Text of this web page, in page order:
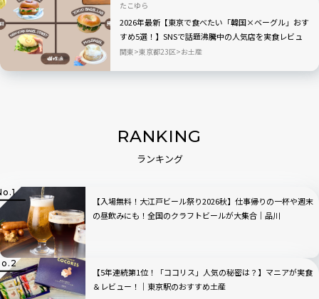
たこゆら
2026年最新【東京で食べたい「韓国×ベーグル」おす
すめ5選！】SNSで話題沸騰中の人気店を実食レビュ
ー
関東 東京都23区 お土産
RANKING
ランキング
【入場無料！大江戸ビール祭り2026秋】仕事帰りの一杯や週末
の昼飲みにも！全国のクラフトビールが大集合｜品川
【5年連続第1位！「ココリス」人気の秘密は？】マニアが実食
＆レビュー！｜東京駅のおすすめ土産